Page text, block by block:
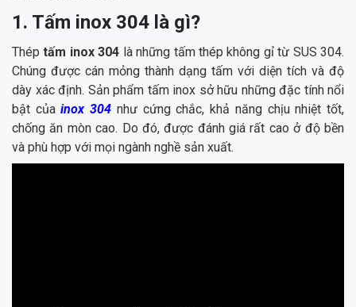
1. Tấm inox 304 là gì?
Théptấm inox 304 là những tấm thép không gỉ từ SUS 304.
Chúng được cán mỏng thành dạng tấm với diện tích và độ
dày xác định. Sản phẩm tấm inox sở hữu những đặc tính nổi
bật củainox 304 như cứng chắc, khả năng chịu nhiệt tốt,
chống ăn mòn cao. Do đó, được đánh giá rất cao ở độ bền
và phù hợp với mọi ngành nghề sản xuất.